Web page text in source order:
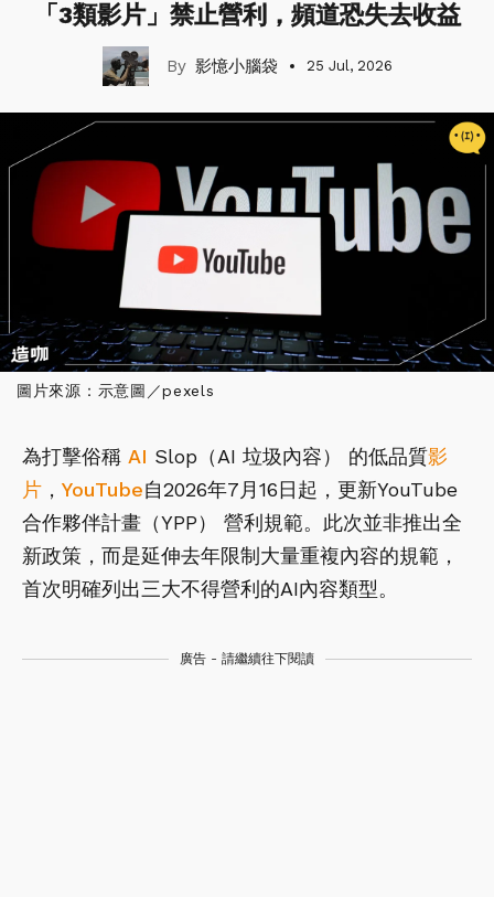
「3類影片」禁止營利，頻道恐失去收益
影憶小腦袋 25 Jul, 2026
圖片來源：示意圖／pexels
為打擊俗稱 AI Slop（AI 垃圾內容） 的低品質影
片 ， YouTube自2026年7月16日起，更新YouTube
合作夥伴計畫（YPP） 營利規範。此次並非推出全
新政策，而是延伸去年限制大量重複內容的規範，
首次明確列出三大不得營利的AI內容類型。
廣告 - 請繼續往下閱讀